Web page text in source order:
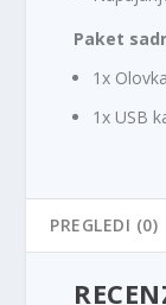
Paket
1x
1x USB
PREGLEDI (0)